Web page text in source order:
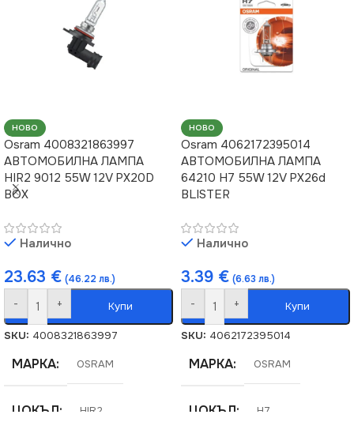
НОВО
Osram 4008321863997
АВТОМОБИЛНА ЛАМПА
HIR2 9012 55W 12V PX20D
BOX
Налично
23.63 € (46.22 лв.)
- + Купи
SKU: 4008321863997
МАРКА OSRAM
ЦОКЪЛ HIR2
НОВО
Osram 4062172395014
АВТОМОБИЛНА ЛАМПА
64210 H7 55W 12V PX26d
BLISTER
Налично
3.39 € (6.63 лв.)
- + Купи
SKU: 4062172395014
МАРКА OSRAM
ЦОКЪЛ H7